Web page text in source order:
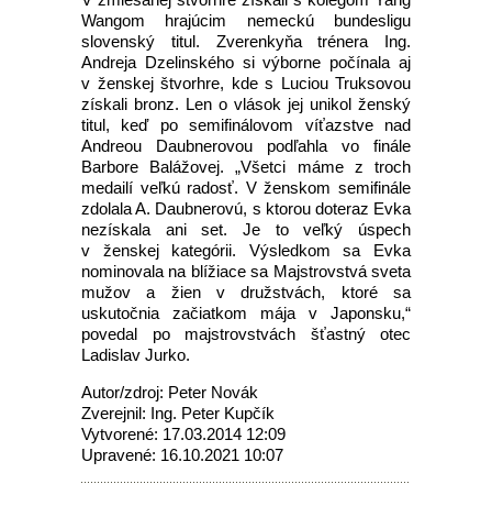
Wangom hrajúcim nemeckú bundesligu
slovenský titul. Zverenkyňa trénera Ing.
Andreja Dzelinského si výborne počínala aj
v ženskej štvorhre, kde s Luciou Truksovou
získali bronz. Len o vlások jej unikol ženský
titul, keď po semifinálovom víťazstve nad
Andreou Daubnerovou podľahla vo finále
Barbore Balážovej. „Všetci máme z troch
medailí veľkú radosť. V ženskom semifinále
zdolala A. Daubnerovú, s ktorou doteraz Evka
nezískala ani set. Je to veľký úspech
v ženskej kategórii. Výsledkom sa Evka
nominovala na blížiace sa Majstrovstvá sveta
mužov a žien v družstvách, ktoré sa
uskutočnia začiatkom mája v Japonsku,“
povedal po majstrovstvách šťastný otec
Ladislav Jurko.
Autor/zdroj: Peter Novák
Zverejnil: Ing. Peter Kupčík
Vytvorené: 17.03.2014 12:09
Upravené: 16.10.2021 10:07